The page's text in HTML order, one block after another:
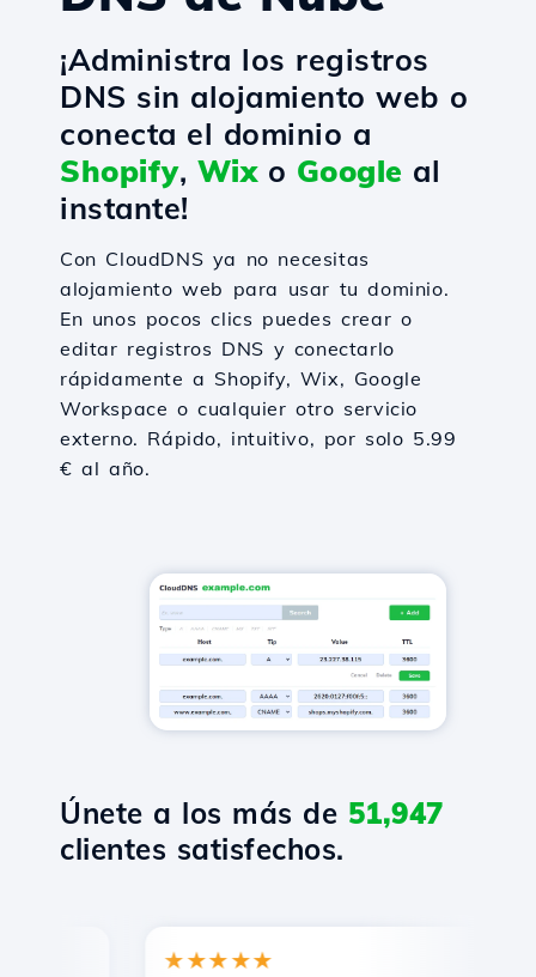
¡Administra los registros
DNS sin alojamiento web o
conecta el dominio a
Shopify, Wixo Google al
instante!
Con CloudDNS ya no necesitas
alojamiento web para usar tu dominio.
En unos pocos clics puedes crear o
editar registros DNS y conectarlo
rápidamente a Shopify, Wix, Google
Workspace o cualquier otro servicio
externo. Rápido, intuitivo, por solo 5.99
€ al año.
Únete a los más de 51,947
clientes satisfechos.
★★★★★